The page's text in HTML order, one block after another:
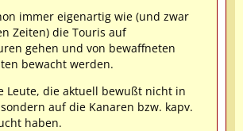
immer eigenartig wie (und zwar
Zeiten) die Touris auf
gehen und von bewaffneten
bewacht werden.
Leute, die aktuell bewußt nicht in
auf die Kanaren bzw. kapv.
haben.